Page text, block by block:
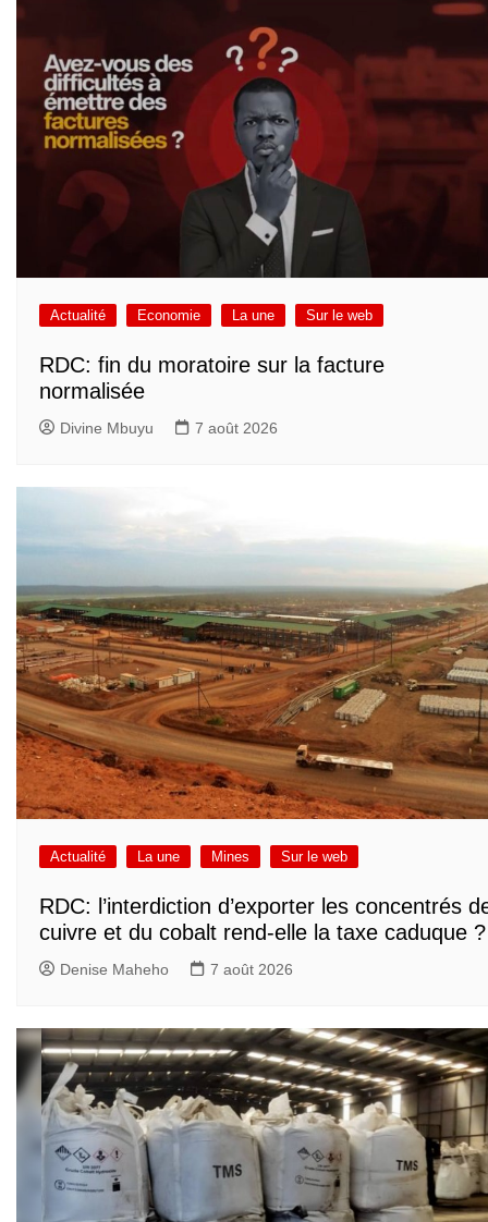
Actualité Economie La une Sur le web
RDC: fin du moratoire sur la facture
normalisée
Divine Mbuyu 7 août 2026
Actualité La une Mines Sur le web
RDC: l’interdiction d’exporter les concentrés
cuivre et du cobalt rend-elle la taxe caduque ?
Denise Maheho 7 août 2026